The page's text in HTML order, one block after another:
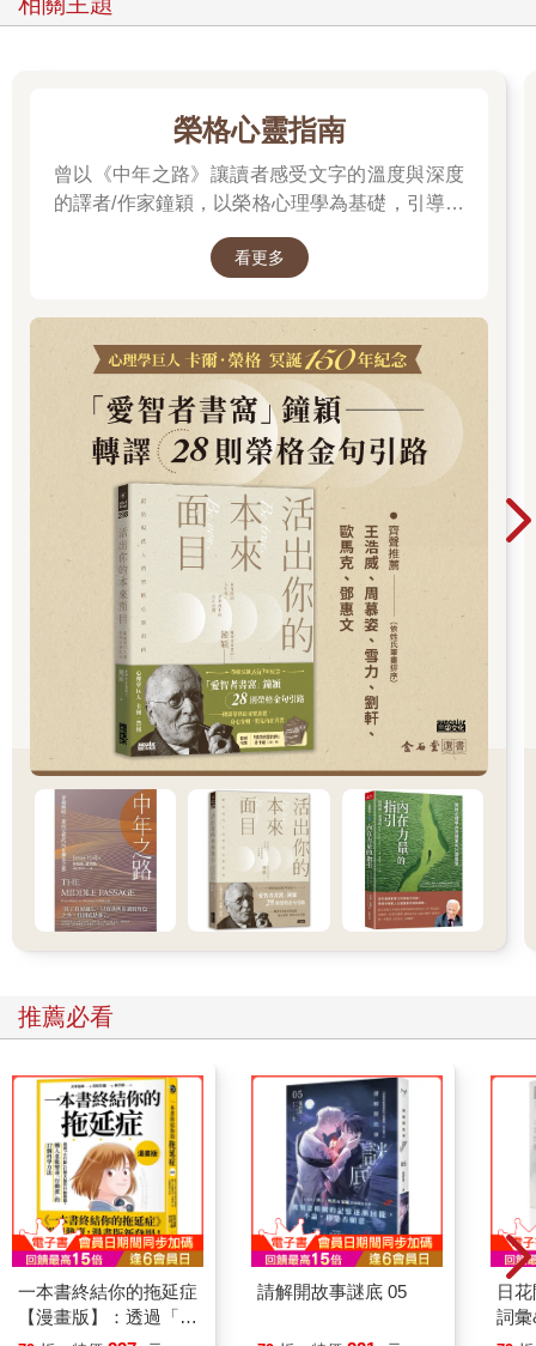
如果要更好理解一點，簡而言之就是，別人怎麼看你，其實和你
美和期許的事，他不喜歡你也是同樣的道理。所以，不必為了別
得好壞，都一定有人喜歡，有人不喜歡，既然如此，不如安心做
第二，信任自己的感受。
感受是不會騙人的，如果你感受到了不安、焦慮和恐懼，一定是
發生了不好的事情，或者對方做了什麼讓你有這樣的感受。這個
「我好像有點害怕」或者「我覺得你剛剛說的話，讓我覺得有些
不舒服」，感受不會騙人，也不會傷人。客觀地表達自己的感
受，沒有人會因為你的感受而指責你，這樣倒是給了彼此一個溝
通的機會，一起尋找一種方式讓彼此都舒服，而不是刻意地委屈
另一個層面是信任別人。所謂信任別人，是要相信別人同樣也有
處理負面情緒的能力。有些時候，我們之所以會上演那麼多的內
心戲，是生怕說了什麼、做了什麼，讓對方感到不舒服，以為對
方都是「玻璃心」。你要相信，對方也有處理情緒的能力，如果
他覺得不舒服，也會讓你知道，你不必一直背負著他沒有說出口
的情緒前行，那樣會很累，很辛苦。
所以，告別演不完的內心戲無非是「信任」二字，信任自己，也
信任別人。如此，你會覺得通透、愉悅許多。
★內耗型人格自救語錄★
別人怎麼看你，其實和你沒有什麼關係。不必為了別人的期許勉
強自己，把自己弄得很難受。無論你做什麼、做得好壞，都一定
會有人喜歡，有人不喜歡，既然如此，不如安心做自己就好。
（更多精彩內容，請閱讀《停止內耗》）
榮格心靈指南
曾以《中年之路》讓讀者感受文字的溫度與深度
的譯者/作家鐘穎，以榮格心理學為基礎，引導你
間，你是否忘了真正的自己？文字溫柔卻不逃避
的自己……想知道如何開始這段心靈旅程嗎？
看更多
推薦必看
一本書終結你的拖延症
【漫畫版】：透過「小
行動」打開大腦的行動
請解開故事謎底 05
日
詞